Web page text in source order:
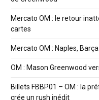
Mercato OM : le retour
cartes
Mercato OM : Naples,
OM : Mason Greenwood
Billets FBBP01 – OM : la
crée un rush inédit